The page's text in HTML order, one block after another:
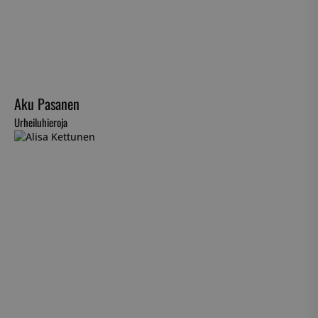
Aku Pasanen
Urheiluhieroja